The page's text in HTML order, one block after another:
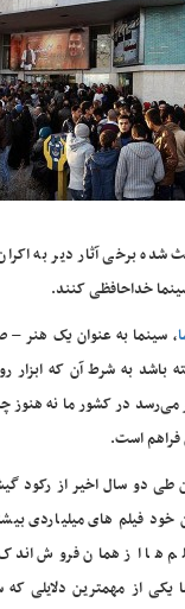
شده برخی آثار دیر به
خداحافظی کنند.
باشد به شرط آن که ابزار
می‌رسد در کشور ما نه
است.
طی دو سال اخیر از رکود
فیلم های میلیاردی
ها از همان فروش
یکی از مهمترین دلایلی